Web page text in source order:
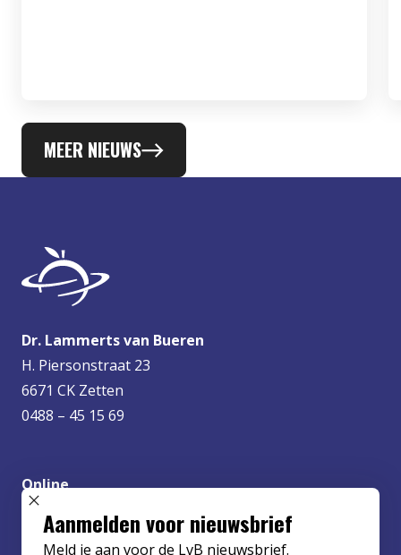
MEER NIEUWS
Dr. Lammerts van Bueren
H. Piersonstraat 23
6671 CK Zetten
0488 – 45 15 69
Online
info@lvbueren.nl
SLUIT POPUP
Aanmelden voor nieuwsbrief
Meld je aan voor de LvB nieuwsbrief.